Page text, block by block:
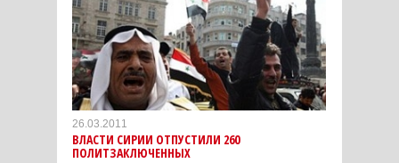
26.03.2011
ВЛАСТИ СИРИИ ОТПУСТИЛИ 260
ПОЛИТЗАКЛЮЧЕННЫХ